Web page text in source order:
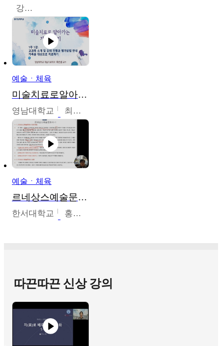
강경아
예술ㆍ체육
미술치료로알아가는가족이야기
영남대학교 최선남
예술ㆍ체육
르네상스예술문화사
한서대학교 홍창호
따끈따끈 신상 강의